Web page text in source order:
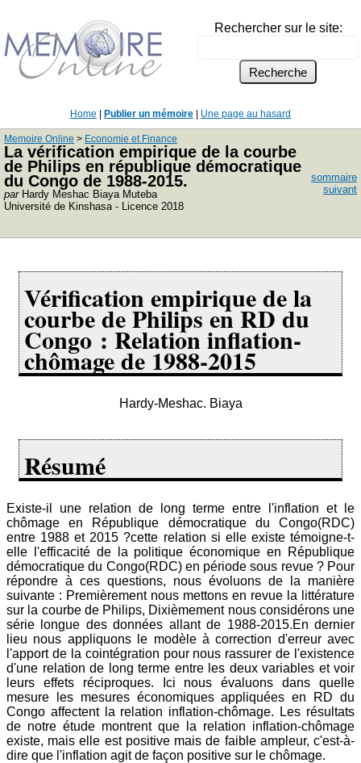
Rechercher sur le site:
Home Publier un mémoire Une page au hasard
Memoire Online > Economie et Finance
La vérification empirique de la courbe
de Philips en république démocratique
du Congo de 1988-2015.
parHardy Meshac Biaya Muteba
Université de Kinshasa - Licence 2018
sommaire
suivant
Vérification empirique de la
courbe de Philips en RD du
Congo : Relation inflation-
chômage de 1988-2015
Hardy-Meshac. Biaya
Résumé
Existe-il une relation de long terme entre l'inflation et le
chômage en République démocratique du Congo(RDC)
entre 1988 et 2015 ?cette relation si elle existe témoigne-t-
elle l'efficacité de la politique économique en République
démocratique du Congo(RDC) en période sous revue ? Pour
répondre à ces questions, nous évoluons de la manière
suivante : Premièrement nous mettons en revue la littérature
sur la courbe de Philips, Dixièmement nous considérons une
série longue des données allant de 1988-2015.En dernier
lieu nous appliquons le modèle à correction d'erreur avec
l'apport de la cointégration pour nous rassurer de l'existence
d'une relation de long terme entre les deux variables et voir
leurs effets réciproques. Ici nous évaluons dans quelle
mesure les mesures économiques appliquées en RD du
Congo affectent la relation inflation-chômage. Les résultats
de notre étude montrent que la relation inflation-chômage
existe, mais elle est positive mais de faible ampleur, c'est-à-
dire que l'inflation agit de façon positive sur le chômage.